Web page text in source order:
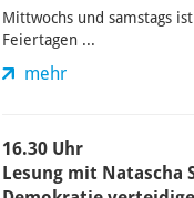
Mittwochs und samstags
Feiertagen ...
mehr
16.30 Uhr
Lesung mit Natascha